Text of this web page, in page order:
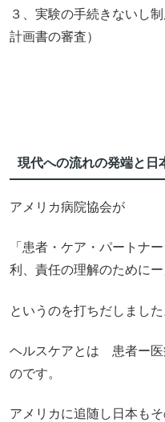
３、実験の手続きないし
計画書の審査）
現代への流れの発端と日
アメリカ病院協会が
「患者・ケア・パートナ
利、責任の理解のために
というのを打ちだしました
ヘルスケアとは 患者ー
のです。
アメリカに追随し日本も